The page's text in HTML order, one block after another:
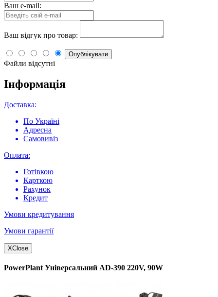
Ваш e-mail:
Ваш відгук про товар:
Опублікувати
Файли відсутні
Інформація
Доставка:
По Україні
Адресна
Самовивіз
Оплата:
Готівкою
Карткою
Рахунок
Кредит
Умови кредитування
Умови гарантії
XClose
PowerPlant Універсальний AD-390 220V, 90W